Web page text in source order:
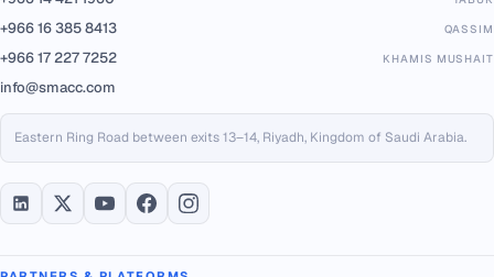
+966 16 385 8413 QASSIM
+966 17 227 7252 KHAMIS MUSHAIT
info@smacc.com
Eastern Ring Road between exits 13–14, Riyadh, Kingdom of Saudi Arabia.